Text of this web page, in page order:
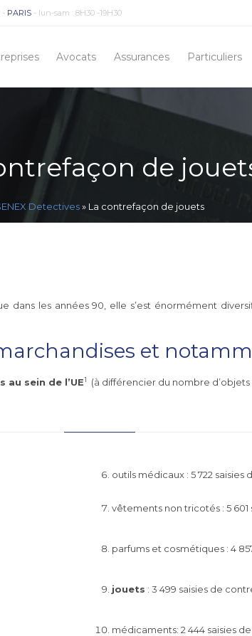
- PARIS - lun-sam : 8H30 -19H30
Avocats Assurances Particuliers
de
Detectives» La contrefaçon de jouets
les années 90, elle s’est énormément
et
sein de l’UE1 (à différencier du nombre d’objets
outils médicaux : 5 722
vêtements non tricotés : 5
parfums et cosmétiques : 4
jouets : 3 499 saisies de
médicaments: 2 444 saisies